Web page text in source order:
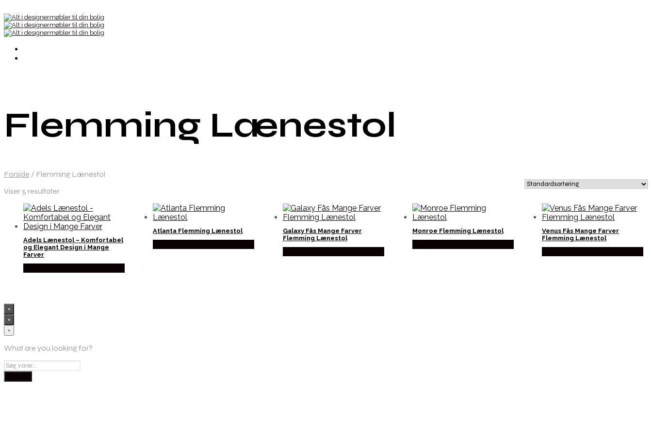
Flemming Lænestol
Forside / Flemming Lænestol
Viser 5 resultater
Adels Lænestol – Komfortabel
og Elegant Design i Mange
Farver
Atlanta Flemming Lænestol
Galaxy Fås Mange Farver
Flemming Lænestol
Monroe Flemming Lænestol
Venus Fås Mange Farver
Flemming Lænestol
×
×
×
What are you looking for?